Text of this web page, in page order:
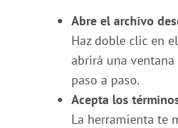
Abre el archivo
Haz doble clic en
abrirá una
paso a paso.
Acepta los
La herramienta te